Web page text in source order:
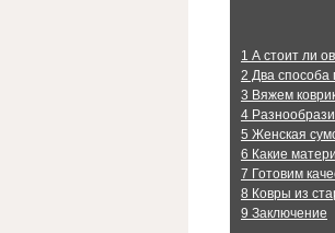
1 А стоит ли
2 Два способа
3 Вяжем
4
5 Женская
6 Какие
7 Готовим
8 Ковры из
9 Заключение